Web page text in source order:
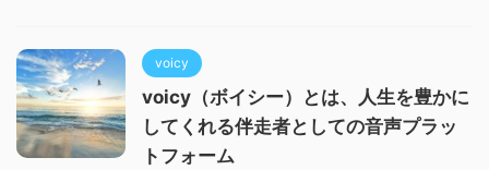
voicy
voicy（ボイシー）とは、人生を豊かに
してくれる伴走者としての音声プラッ
トフォーム